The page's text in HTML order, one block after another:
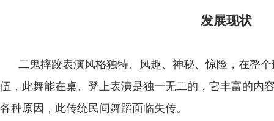
发展现状
二鬼摔跤表演风格独特、风趣、神秘、惊险，在整个
伍，此舞能在桌、凳上表演是独一无二的，它丰富的内
各种原因，此传统民间舞蹈面临失传。